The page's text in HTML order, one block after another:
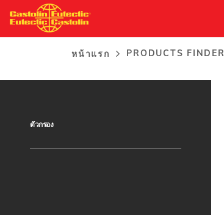
ข้าม
ไป
หลัก
Products Finder
หน้าแรก PRODUCTS FINDER
ตัวกรอง